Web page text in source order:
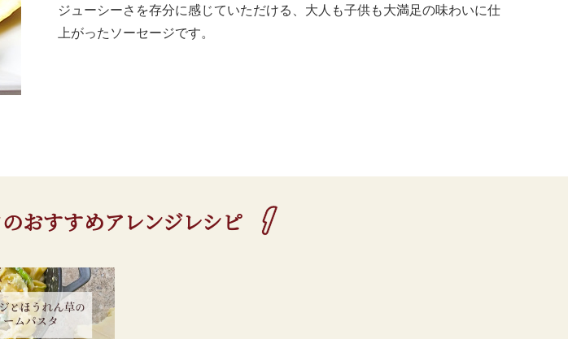
ジューシーさを存分に感じていただける、大人も子供も大満足の味わいに仕
上がったソーセージです。